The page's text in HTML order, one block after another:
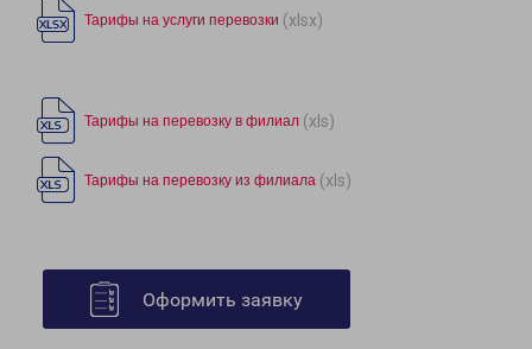
Тарифы на услуги перевозки (xlsx)
Тарифы на перевозку в филиал (xls)
Тарифы на перевозку из филиала (xls)
Оформить заявку